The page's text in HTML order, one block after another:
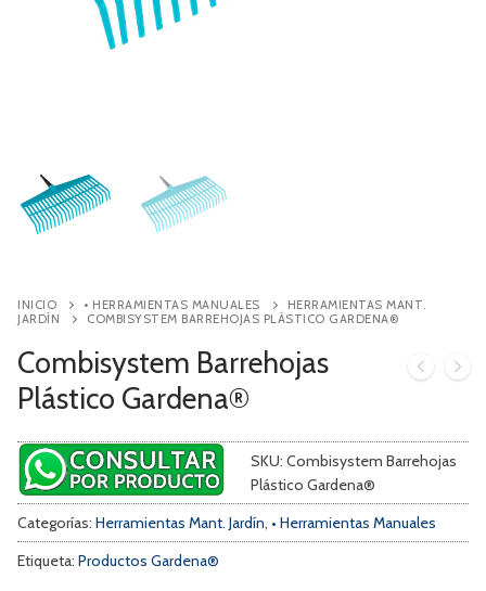
INICIO • HERRAMIENTAS MANUALES
HERRAMIENTAS MANT.
JARDÍN
COMBISYSTEM BARREHOJAS PLÁSTICO GARDENA®
Combisystem Barrehojas
Plástico Gardena®
SKU: Combisystem Barrehojas
Plástico Gardena®
Categorías: Herramientas Mant. Jardín, • Herramientas Manuales
Etiqueta: Productos Gardena®